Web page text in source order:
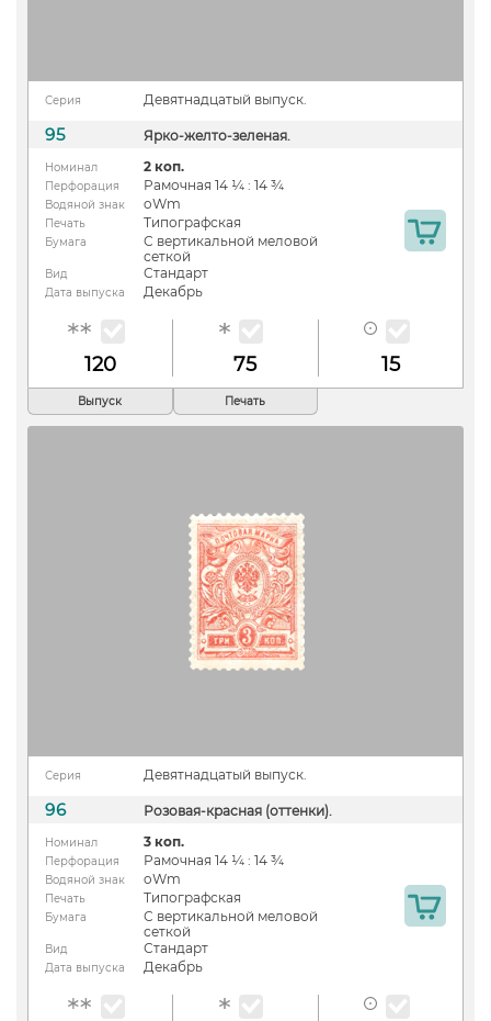
Серия Девятнадцатый выпуск.
95 Ярко-желто-зеленая.
Номинал 2 коп.
Перфорация Рамочная 14 ¼ : 14 ¾
Водяной знак oWm
Печать Типографская
Бумага
С вертикальной меловой
сеткой
Вид Стандарт
Дата выпуска Декабрь
120 75 15
Выпуск Печать
Серия Девятнадцатый выпуск.
96 Розовая-красная (оттенки).
Номинал 3 коп.
Перфорация Рамочная 14 ¼ : 14 ¾
Водяной знак oWm
Печать Типографская
Бумага
С вертикальной меловой
сеткой
Вид Стандарт
Дата выпуска Декабрь